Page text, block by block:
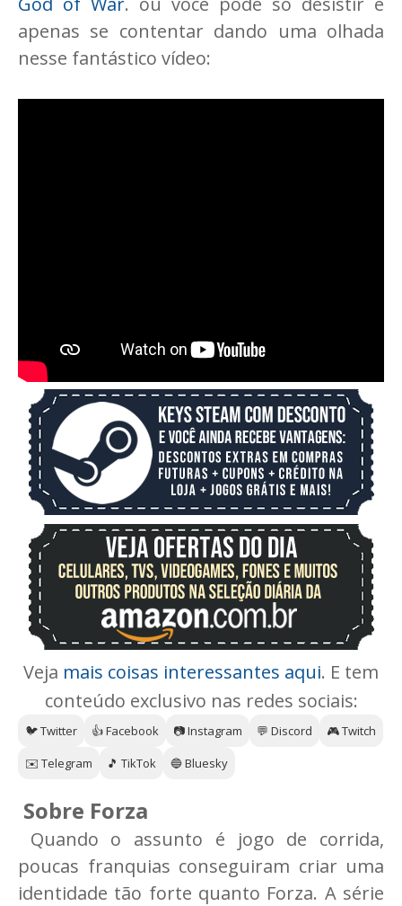
apenas se contentar dando uma olhada
nesse fantástico vídeo:
Veja mais coisas interessantes aqui. E tem
conteúdo exclusivo nas redes sociais:
🐦 Twitter 👍 Facebook 📷 Instagram 💬 Discord
🎮 Twitch
✉️ Telegram
🎵 TikTok 🔵 Bluesky
Sobre Forza
Quando o assunto é jogo de corrida,
poucas franquias conseguiram criar uma
identidade tão forte quanto Forza. A série